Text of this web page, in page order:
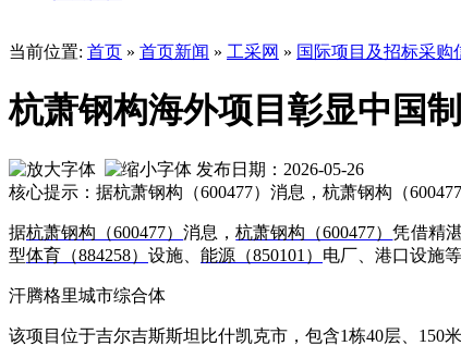
当前位置: 首页 » 首页新闻 » 工采网 » 国际项目及招标采购
杭萧钢构海外项目彰显中国
发布日期：2026-05-26
核心提示：据杭萧钢构（600477）消息，杭萧钢构（
据杭萧钢构（600477）消息，杭萧钢构（600477）凭借精
型体育（884258） 设施、 能源（850101） 电厂、港口设施
汗腾格里城市综合体
该项目位于吉尔吉斯斯坦比什凯克市，包含1栋40层、150